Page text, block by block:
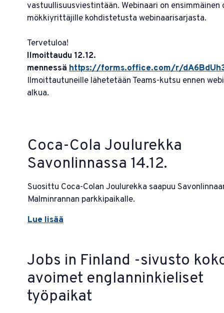
vastuullisuusviestintään. Webinaari on ensimmäinen
mökkiyrittäjille kohdistetusta webinaarisarjasta.
Tervetuloa!
Ilmoittaudu 12.12.
mennessä https://forms.office.com/r/
Ilmoittautuneille lähetetään Teams-kutsu ennen
alkua.
Coca-Cola Joulurekka
Savonlinnassa 14.12.
Suosittu Coca-Colan Joulurekka saapuu
Malminrannan parkkipaikalle.
Lue lisää
Jobs in Finland -sivusto
avoimet englanninkieliset
työpaikat